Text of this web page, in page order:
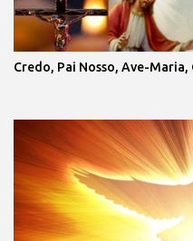
Credo, Pai Nosso, Ave-Maria,